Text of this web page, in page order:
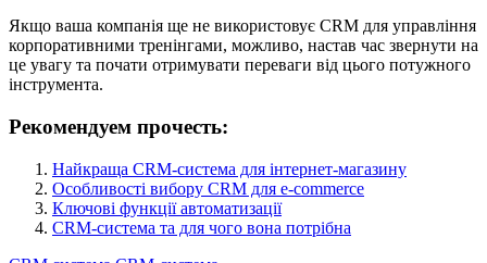
Якщо ваша компанія ще не використовує CRM для управління
корпоративними тренінгами, можливо, настав час звернути на
це увагу та почати отримувати переваги від цього потужного
інструмента.
Рекомендуем прочесть:
Найкраща CRM-система для інтернет-магазину
Особливості вибору CRM для e-commerce
Ключові функції автоматизації
CRM-система та для чого вона потрібна